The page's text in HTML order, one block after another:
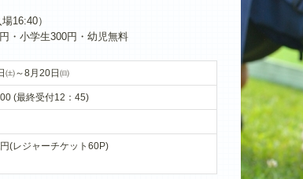
16:40）
・小学生300円・幼児無料
㈯～8月20日㈰
(最終受付12：45)
(レジャーチケット60P)